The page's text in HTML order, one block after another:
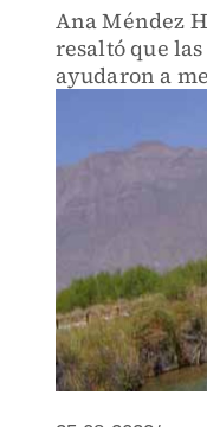
Ana Méndez
resaltó que
ayudaron a